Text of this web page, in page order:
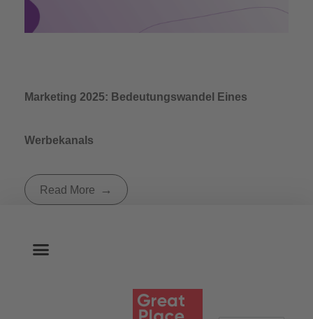
Marketing 2025: Bedeutungswandel Eines
Werbekanals
Read More